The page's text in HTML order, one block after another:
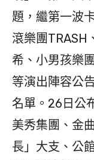
題，繼第一波
滾樂團TRASH
希、小男孩樂
等演出陣容公
名單。26日公
美秀集團、金
長」大支、公